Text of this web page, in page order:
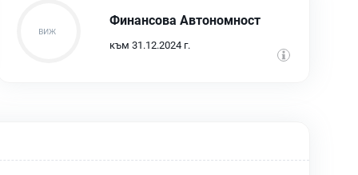
Финансова Автономност
към 31.12.2024 г.